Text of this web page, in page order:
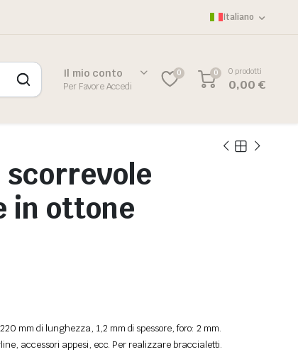
Italiano
Il mio conto
Per Favore Accedi
0 0 0 prodotti
0,00€
scorrevole
in ottone
220 mm di lunghezza, 1,2 mm di spessore, foro: 2 mm.
accessori appesi, ecc. Per realizzare braccialetti.